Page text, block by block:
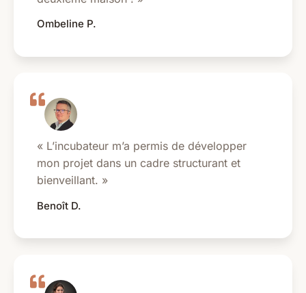
Ombeline P.
« L’incubateur m’a permis de développer
mon projet dans un cadre structurant et
bienveillant. »
Benoît D.